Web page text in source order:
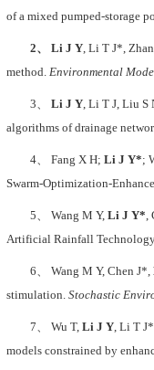
of a mixed pumped-storage
2、 Li J Y, Li T J* ,
method. Environmental
3、 Li J Y, Li T J, Liu S
algorithms of drainage
4、 Fang X H; Li J Y*;
Swarm-Optimization-
5、 Wang M Y, Li J Y*
Artificial Rainfall
6、 Wang M Y, Chen J*,
stimulation.Stochastic
7、 Wu T, Li J Y, Li T J*
models constrained by